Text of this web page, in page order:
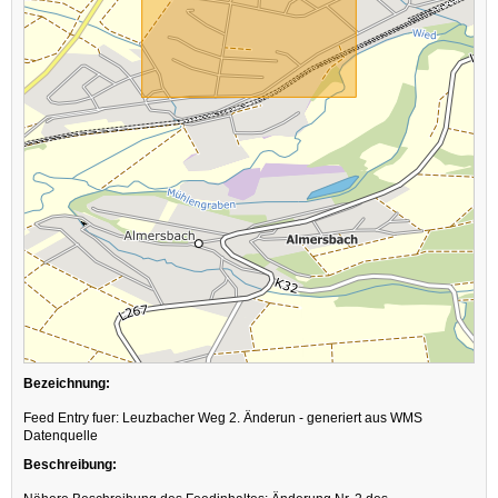
Bezeichnung:
Feed Entry fuer: Leuzbacher Weg 2. Änderun - generiert aus WMS
Datenquelle
Beschreibung: